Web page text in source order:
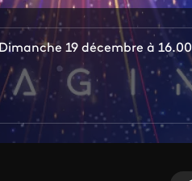
Dimanche 19 décembre à 16.00